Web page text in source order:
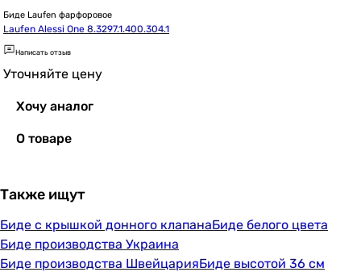
Биде Laufen фарфоровое
Laufen Alessi One 8.3297.1.400.304.1
Написать отзыв
Уточняйте цену
Хочу аналог
О товаре
Также ищут
Биде с крышкой донного клапанаБиде белого цвета
Биде производства Украина
Биде производства ШвейцарияБиде высотой 36 см